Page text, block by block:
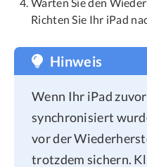
Richten Sie Ihr iPad
Hinweis
Wenn Ihr iPad
synchronisiert
vor der
trotzdem sichern.